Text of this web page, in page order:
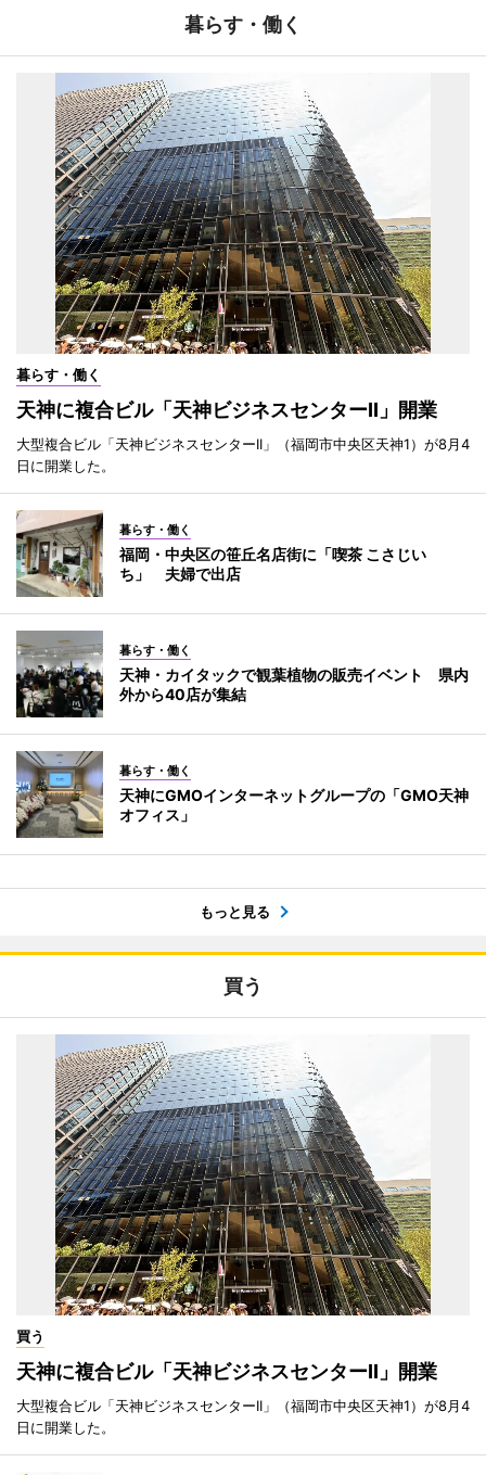
暮らす・働く
暮らす・働く
天神に複合ビル「天神ビジネスセンターII」開業
大型複合ビル「天神ビジネスセンターII」（福岡市中央区天神1）が8月4
日に開業した。
暮らす・働く
福岡・中央区の笹丘名店街に「喫茶 こさじい
ち」 夫婦で出店
暮らす・働く
天神・カイタックで観葉植物の販売イベント 県内
外から40店が集結
暮らす・働く
天神にGMOインターネットグループの「GMO天神
オフィス」
もっと見る
買う
買う
天神に複合ビル「天神ビジネスセンターII」開業
大型複合ビル「天神ビジネスセンターII」（福岡市中央区天神1）が8月4
日に開業した。